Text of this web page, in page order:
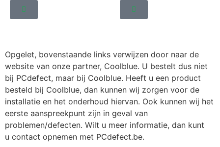
Opgelet, bovenstaande links verwijzen door naar de
website van onze partner, Coolblue. U bestelt dus niet
bij PCdefect, maar bij Coolblue. Heeft u een product
besteld bij Coolblue, dan kunnen wij zorgen voor de
installatie en het onderhoud hiervan. Ook kunnen wij het
eerste aanspreekpunt zijn in geval van
problemen/defecten. Wilt u meer informatie, dan kunt
u contact opnemen met PCdefect.be.